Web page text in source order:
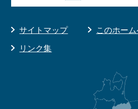
サイトマップ
このホー
リンク集